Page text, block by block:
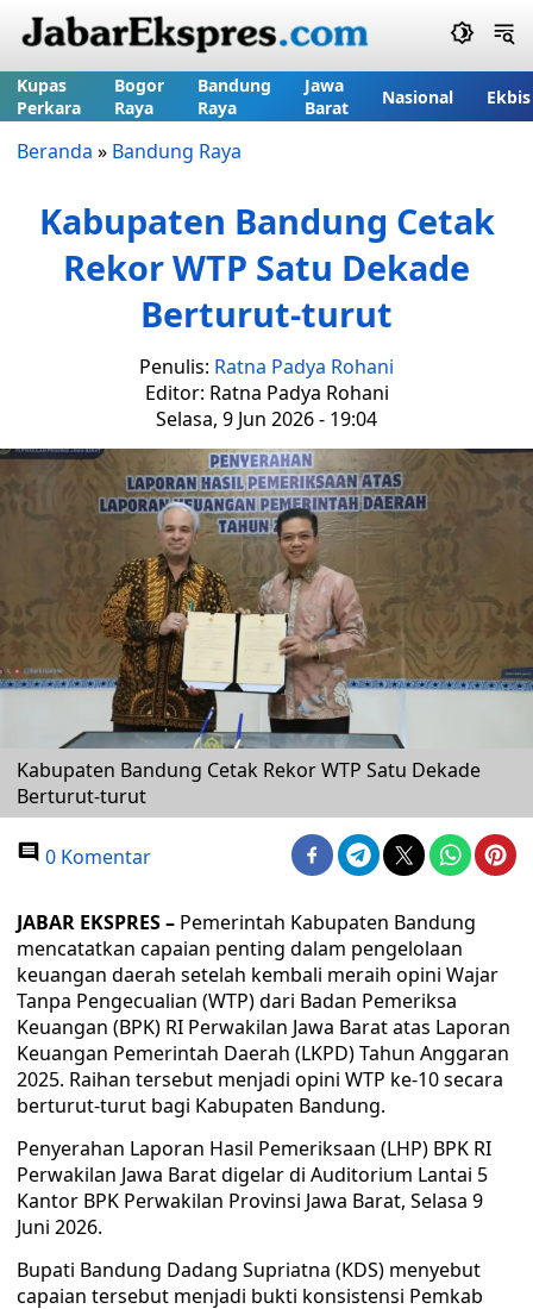
Kupas
Perkara
Bogor
Raya
Bandung
Raya
Jawa
Barat
Nasional Ekbis
Beranda » Bandung Raya
Kabupaten Bandung Cetak
Rekor WTP Satu Dekade
Berturut-turut
Penulis: Ratna Padya Rohani
Editor: Ratna Padya Rohani
Selasa, 9 Jun 2026 - 19:04
Kabupaten Bandung Cetak Rekor WTP Satu Dekade
Berturut-turut
0 Komentar
JABAR EKSPRES – Pemerintah Kabupaten Bandung
mencatatkan capaian penting dalam pengelolaan
keuangan daerah setelah kembali meraih opini Wajar
Tanpa Pengecualian (WTP) dari Badan Pemeriksa
Keuangan (BPK) RI Perwakilan Jawa Barat atas Laporan
Keuangan Pemerintah Daerah (LKPD) Tahun Anggaran
2025. Raihan tersebut menjadi opini WTP ke-10 secara
berturut-turut bagi Kabupaten Bandung.
Penyerahan Laporan Hasil Pemeriksaan (LHP) BPK RI
Perwakilan Jawa Barat digelar di Auditorium Lantai 5
Kantor BPK Perwakilan Provinsi Jawa Barat, Selasa 9
Juni 2026.
Bupati Bandung Dadang Supriatna (KDS) menyebut
capaian tersebut menjadi bukti konsistensi Pemkab